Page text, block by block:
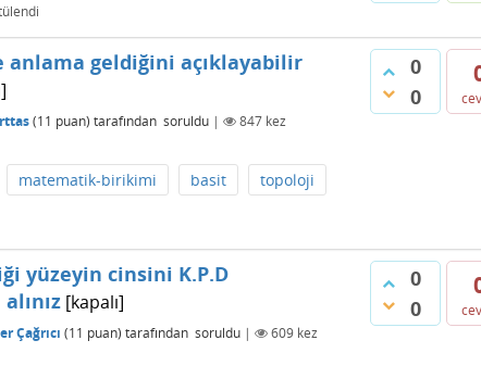
0
0
anlama geldiğini açıklayabilir
(11 puan) tarafından soruldu | 847 kez
matematik-birikimi basit
topoloji
0
0
yüzeyin cinsini K.P.D
[kapalı]
Çağrıcı (11 puan) tarafından soruldu | 609 kez